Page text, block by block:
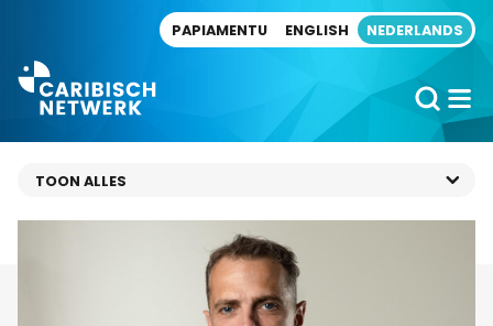
PAPIAMENTU ENGLISH NEDERLANDS